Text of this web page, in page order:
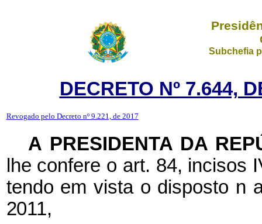
Subchefia
DECRETO Nº 7.644,
Revogado pelo Decreto nº 9.221, de 2017
A PRESIDENTA DA
lhe confere o art. 84, incisos
tendo em vista o disposto n
2011,